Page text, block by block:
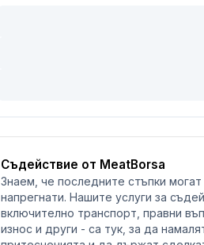
Съдействие от MeatBorsa
Знаем, че последните стъпки
напрегнати. Нашите услуги за
включително транспорт, правни
износ и други - са тук, за да